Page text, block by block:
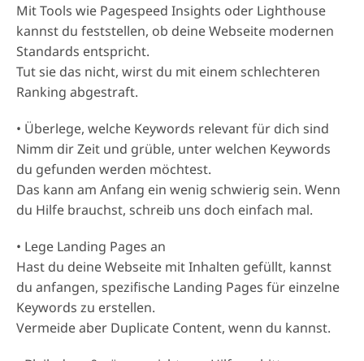
Mit Tools wie Pagespeed Insights oder Lighthouse
kannst du feststellen, ob deine Webseite modernen
Standards entspricht.
Tut sie das nicht, wirst du mit einem schlechteren
Ranking abgestraft.
• Überlege, welche Keywords relevant für dich sind
Nimm dir Zeit und grüble, unter welchen Keywords
du gefunden werden möchtest.
Das kann am Anfang ein wenig schwierig sein. Wenn
du Hilfe brauchst, schreib uns doch einfach mal.
• Lege Landing Pages an
Hast du deine Webseite mit Inhalten gefüllt, kannst
du anfangen, spezifische Landing Pages für einzelne
Keywords zu erstellen.
Vermeide aber Duplicate Content, wenn du kannst.